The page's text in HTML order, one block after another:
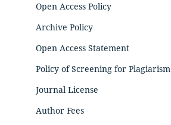
Open Access Policy
Archive Policy
Open Access Statement
Policy of Screening for Plagiarism
Journal License
Author Fees